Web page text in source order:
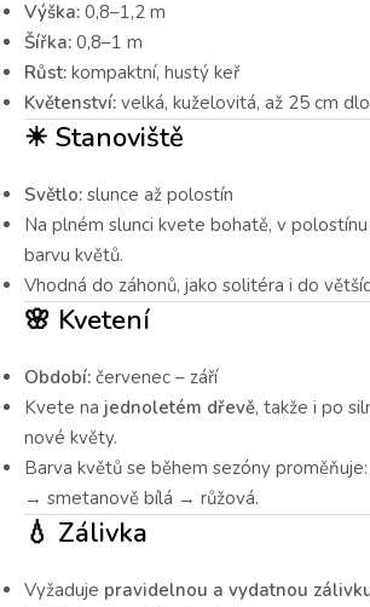
Výška: 0,8–1,2 m
Šířka: 0,8–1 m
Růst: kompaktní, hustý keř
Květenství: velká, kuželovitá, až 25 cm
☀ Stanoviště
Světlo: slunce až polostín
Na plném slunci kvete bohatě, v
barvu květů.
Vhodná do záhonů, jako solitéra i do
🌸 Kvetení
Období: červenec – září
Kvete na jednoletém dřevě, takže i po
nové květy.
Barva květů se během sezóny
→ smetanově bílá → růžová.
💧 Zálivka
Vyžaduje pravidelnou a vydatnou